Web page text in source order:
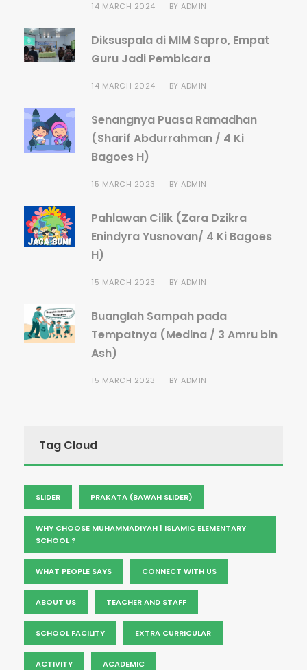
14 MARCH 2024 BY ADMIN
Diksuspala di MIM Sapro, Empat
Guru Jadi Pembicara
14 MARCH 2024 BY ADMIN
Senangnya Puasa Ramadhan
(Sharif Abdurrahman / 4 Ki
Bagoes H)
15 MARCH 2023 BY ADMIN
Pahlawan Cilik (Zara Dzikra
Enindyra Yusnovan/ 4 Ki Bagoes
H)
15 MARCH 2023 BY ADMIN
Buanglah Sampah pada
Tempatnya (Medina / 3 Amru bin
Ash)
15 MARCH 2023 BY ADMIN
Tag Cloud
SLIDER PRAKATA (BAWAH SLIDER)
WHY CHOOSE MUHAMMADIYAH 1 ISLAMIC ELEMENTARY
SCHOOL ?
WHAT PEOPLE SAYS CONNECT WITH US
ABOUT US TEACHER AND STAFF
SCHOOL FACILITY EXTRA CURRICULAR
ACTIVITY ACADEMIC